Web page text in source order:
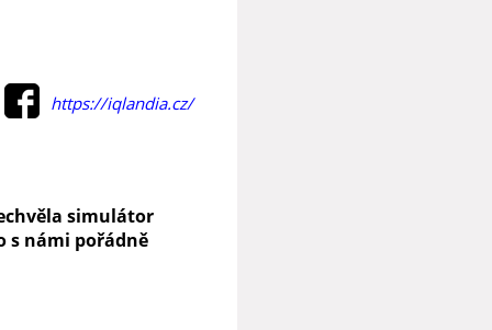
https://iqlandia.cz/
simulátor
s námi pořádně